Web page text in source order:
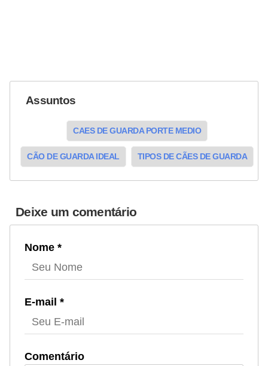
Assuntos
CAES DE GUARDA PORTE MEDIO
CÃO DE GUARDA IDEAL TIPOS DE CÃES DE GUARDA
Deixe um comentário
Nome *
E-mail *
Comentário